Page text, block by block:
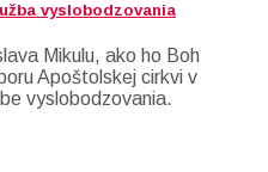
vyslobodzovania
Mikulu, ako ho Boh
Apoštolskej cirkvi v
vyslobodzovania.